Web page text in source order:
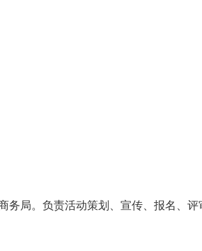
局。负责活动策划、宣传、报名、评